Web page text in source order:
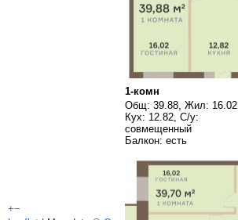
+−
1-комн
Общ: 39.88, Жил: 16.02
Кух: 12.82, С/у:
совмещенный
Балкон: есть